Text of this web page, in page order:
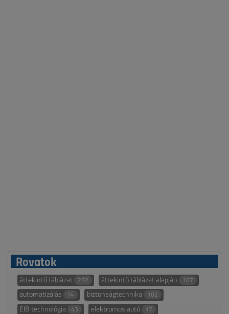
Rovatok
áttekintő táblázat 232 áttekintő táblázat alapján 107
automatizálás 14 biztonságtechnika 102
EIB technológia 43 elektromos autó 17